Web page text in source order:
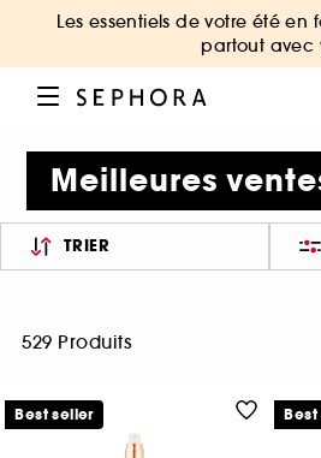
Les essentiels de votre été
partout avec
Meilleures
TRIER
529 Produits
Best seller